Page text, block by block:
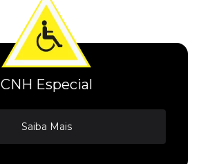
CNH Especial
Saiba Mais